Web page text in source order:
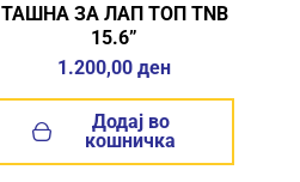
ТАШНА ЗА ЛАП ТОП TNB
15.6”
1.200,00ден
Додај во
кошничка